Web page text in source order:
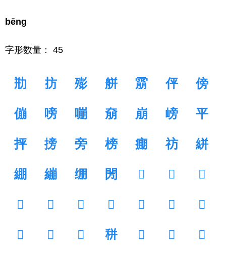
bēng
字形数量： 45
㔙 㧍 㱶 䑫 䨜 伻 傍
傰 嗙 嘣 奟 崩 嵭 平
抨 搒 旁 榜 痭 祊 絣
綳 繃 绷 閍 𠜳 𠡮 𡡈
𡶤 𢆸 𢉁 𢏳 𢐒 𣂤 𣨥
𤙾 𤡭 𥛱 𥞩 𦅈 𨕧 𨸂